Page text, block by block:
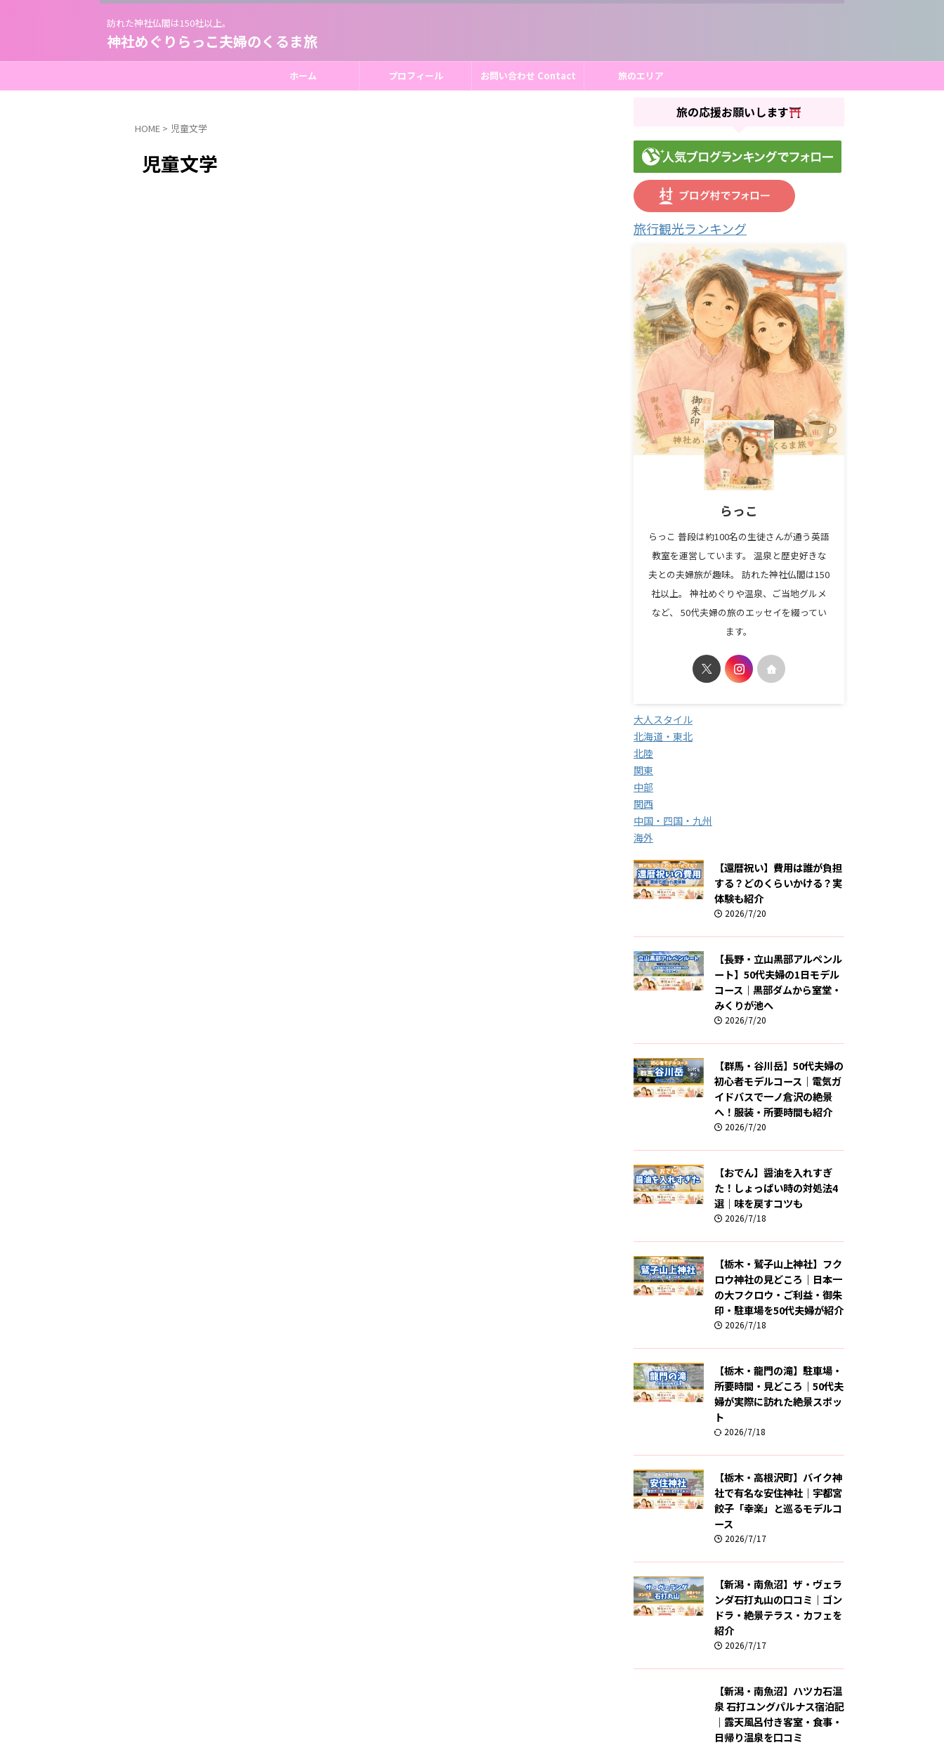
訪れた神社仏閣は150社以上。
神社めぐりらっこ夫婦のくるま旅
ホーム プロフィール お問い合わせ Contact 旅のエリア
HOME > 児童文学
児童文学
旅の応援お願いします
旅行観光ランキング
らっこ
らっこ 普段は約100名の生徒さんが通う英語
教室を運営しています。 温泉と歴史好きな
夫との夫婦旅が趣味。 訪れた神社仏閣は150
社以上。 神社めぐりや温泉、ご当地グルメ
など、 50代夫婦の旅のエッセイを綴ってい
ます。
大人スタイル
北海道・東北
北陸
関東
中部
関西
中国・四国・九州
海外
【還暦祝い】費用は誰が負担
する？どのくらいかける？実
体験も紹介
2026/7/20
【長野・立山黒部アルペンル
ート】50代夫婦の1日モデル
コース｜黒部ダムから室堂・
みくりが池へ
2026/7/20
【群馬・谷川岳】50代夫婦の
初心者モデルコース｜電気ガ
イドバスで一ノ倉沢の絶景
へ！服装・所要時間も紹介
2026/7/20
【おでん】醤油を入れすぎ
た！しょっぱい時の対処法4
選｜味を戻すコツも
2026/7/18
【栃木・鷲子山上神社】フク
ロウ神社の見どころ｜日本一
の大フクロウ・ご利益・御朱
印・駐車場を50代夫婦が紹介
2026/7/18
【栃木・龍門の滝】駐車場・
所要時間・見どころ｜50代夫
婦が実際に訪れた絶景スポッ
ト
2026/7/18
【栃木・高根沢町】バイク神
社で有名な安住神社｜宇都宮
餃子「幸楽」と巡るモデルコ
ース
2026/7/17
【新潟・南魚沼】ザ・ヴェラ
ンダ石打丸山の口コミ｜ゴン
ドラ・絶景テラス・カフェを
紹介
2026/7/17
【新潟・南魚沼】ハツカ石温
泉 石打ユングパルナス宿泊記
｜露天風呂付き客室・食事・
日帰り温泉を口コミ